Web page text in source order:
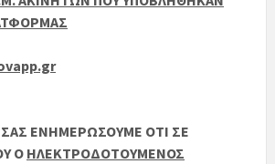
ΕΝΗΜΕΡΩΣΟΥΜΕ ΟΤΙ ΣΕ
Ο ΗΛΕΚΤΡΟΔΟΤΟΥΜΕΝΟΣ